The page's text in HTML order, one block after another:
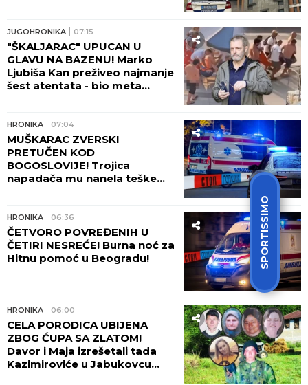
SPORTISSIMO
"Zapomagala je na sav glas!"
(FOTO, VIDEO)
JUGOHRONIKA 07:15
"ŠKALJARAC" UPUCAN U
GLAVU NA BAZENU! Marko
Ljubiša Kan preživeo najmanje
šest atentata - bio meta
tinejdžer!
HRONIKA 07:04
MUŠKARAC ZVERSKI
PRETUČEN KOD
BOGOSLOVIJE! Trojica
napadača mu nanela teške
HRONIKA 06:36
ČETVORO POVREĐENIH U
ČETIRI NESREĆE! Burna noć za
Hitnu pomoć u Beogradu!
HRONIKA 06:00
CELA PORODICA UBIJENA
ZBOG ĆUPA SA ZLATOM!
Davor i Maja izrešetali tada
Kazimiroviće u Jabukovcu